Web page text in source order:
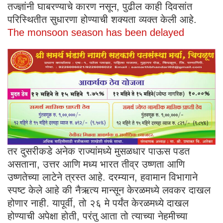
तज्ज्ञांनी घाबरण्याचे कारण नसून, पुढील काही दिवसांत
परिस्थितीत सुधारणा होण्याची शक्यता व्यक्त केली आहे.
The monsoon season has been delayed
तर दुसरीकडे अनेक राज्यांमध्ये मुसळधार पाऊस पडत
असताना, उत्तर आणि मध्य भारत तीव्र उष्णता आणि
उष्णतेच्या लाटेने त्रस्त आहे. दरम्यान, हवामान विभागाने
स्पष्ट केले आहे की नैऋत्य मान्सून केरळमध्ये लवकर दाखल
होणार नाही. यापूर्वी, तो २६ मे पर्यंत केरळमध्ये दाखल
होण्याची अपेक्षा होती, परंतु आता तो त्याच्या नेहमीच्या